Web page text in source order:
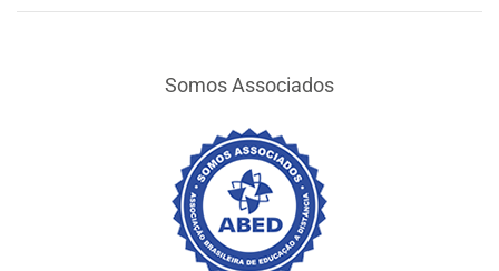
Somos Associados